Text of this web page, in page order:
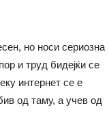
но носи сериозна
и труд бидејќи се
интернет се е
од таму, а учев од